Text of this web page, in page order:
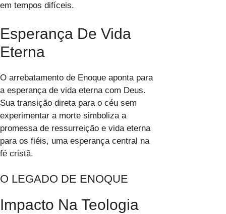
em tempos difíceis.
Esperança De Vida
Eterna
O arrebatamento de Enoque aponta para
a esperança de vida eterna com Deus.
Sua transição direta para o céu sem
experimentar a morte simboliza a
promessa de ressurreição e vida eterna
para os fiéis, uma esperança central na
fé cristã.
O LEGADO DE ENOQUE
Impacto Na Teologia